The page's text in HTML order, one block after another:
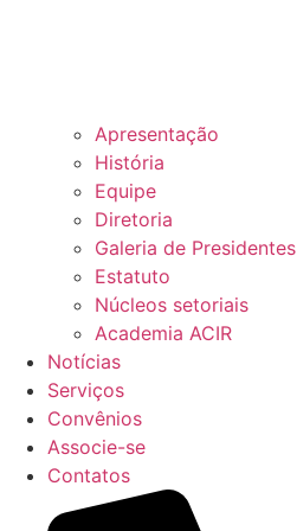
Apresentação
História
Equipe
Diretoria
Galeria de Presidentes
Estatuto
Núcleos setoriais
Academia ACIR
Notícias
Serviços
Convênios
Associe-se
Contatos